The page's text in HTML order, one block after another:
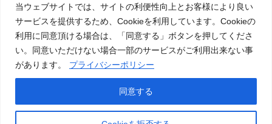
当ウェブサイトでは、サイトの利便性向上とお客様により良い
サービスを提供するため、Cookieを利用しています。Cookieの
利用に同意頂ける場合は、「同意する」ボタンを押してくださ
い。同意いただけない場合一部のサービスがご利用出来ない事
があります。
プライバシーポリシー
同意する
Web catalog
Recruit
Privacy policy